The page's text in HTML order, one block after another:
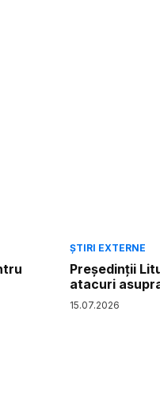
ȘTIRI EXTERNE
Președinții
atacuri
15.07.2026